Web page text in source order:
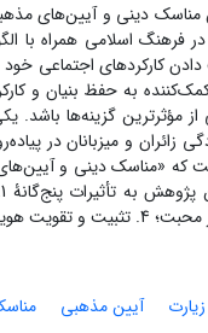
مناسک دینی و آیین‌های
اسلامی همراه با
کارکردهای اجتماعی
به حفظ بنیان و
مؤثرترین گزینه‌ها باشد.
زائران و میزبانان در
«مناسک دینی و آیین‌های
تبیین و تشریح آن‌ها می‌‌پردازد.
آیین مذهبی